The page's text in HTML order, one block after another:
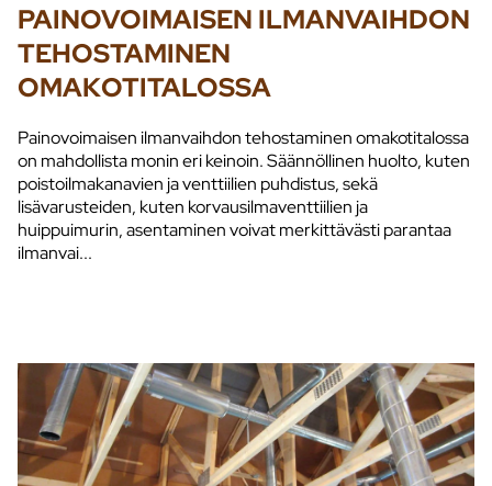
PAINOVOIMAISEN ILMANVAIHDON
TEHOSTAMINEN
OMAKOTITALOSSA
Painovoimaisen ilmanvaihdon tehostaminen omakotitalossa
on mahdollista monin eri keinoin. Säännöllinen huolto, kuten
poistoilmakanavien ja venttiilien puhdistus, sekä
lisävarusteiden, kuten korvausilmaventtiilien ja
huippuimurin, asentaminen voivat merkittävästi parantaa
ilmanvai...